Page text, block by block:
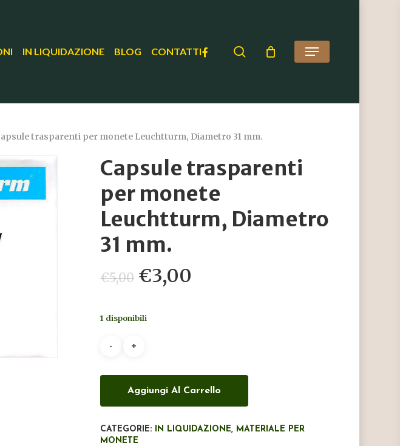
IN LIQUIDAZIONE BLOG CONTATTIFACEBOOK search Menu
trasparenti per monete Leuchtturm, Diametro 31 mm.
Capsule trasparenti
per monete
Leuchtturm, Diametro
31 mm.
€5,00 Il
prezzo
originale
€3,00
1 disponibili
Aggiungi Al Carrello
CATEGORIE: IN LIQUIDAZIONE, MATERIALE PER
MONETE